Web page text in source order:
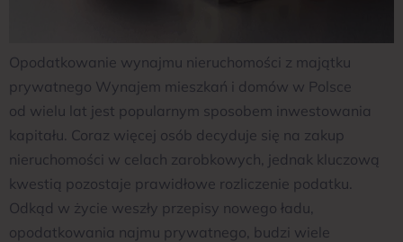
Opodatkowanie wynajmu nieruchomości z majątku
prywatnego Wynajem mieszkań i domów w Polsce
od wielu lat jest popularnym sposobem inwestowania
kapitału. Coraz więcej osób decyduje się na zakup
nieruchomości w celach zarobkowych, jednak kluczową
kwestią pozostaje prawidłowe rozliczenie podatku.
Odkąd w życie weszły przepisy nowego ładu,
opodatkowania najmu prywatnego, budzi wiele